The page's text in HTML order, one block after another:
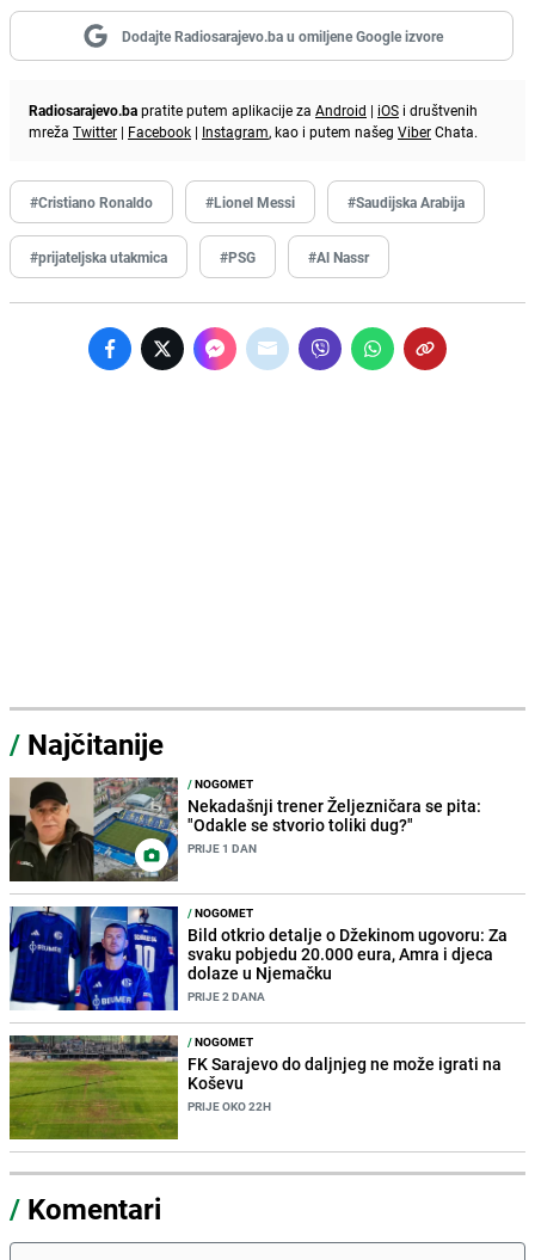
Dodajte Radiosarajevo.ba u omiljene Google izvore
Radiosarajevo.bapratite putem aplikacije za Android | iOS i društvenih
mreža Twitter | Facebook | Instagram, kao i putem našeg ViberChata.
#Cristiano Ronaldo #Lionel Messi #Saudijska Arabija
#prijateljska utakmica #PSG #Al Nassr
/ Najčitanije
/NOGOMET
Nekadašnji trener Željezničara se pita:
"Odakle se stvorio toliki dug?"
PRIJE 1 DAN
/NOGOMET
Bild otkrio detalje o Džekinom ugovoru: Za
svaku pobjedu 20.000 eura, Amra i djeca
dolaze u Njemačku
PRIJE 2 DANA
/NOGOMET
FK Sarajevo do daljnjeg ne može igrati na
Koševu
PRIJE OKO 22H
/ Komentari